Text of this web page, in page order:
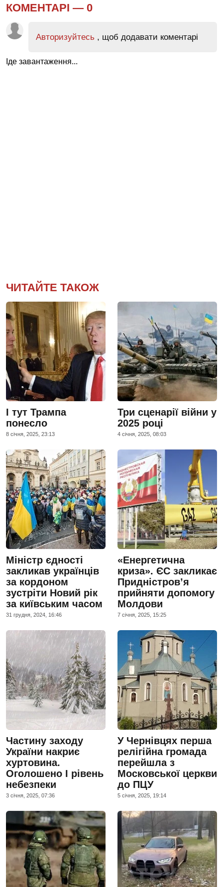
КОМЕНТАРІ — 0
Авторизуйтесь , щоб додавати коментарі
Іде завантаження...
ЧИТАЙТЕ ТАКОЖ
І тут Трампа
понесло
8 сiчня, 2025, 23:13
Три сценарії війни у
2025 році
4 сiчня, 2025, 08:03
Міністр єдності
закликав українців
за кордоном
зустріти Новий рік
за київським часом
31 грудня, 2024, 16:46
«Енергетична
криза». ЄС закликає
Придністров’я
прийняти допомогу
Молдови
7 сiчня, 2025, 15:25
Частину заходу
України накриє
хуртовина.
Оголошено І рівень
небезпеки
3 сiчня, 2025, 07:36
У Чернівцях перша
релігійна громада
перейшла з
Московської церкви
до ПЦУ
5 сiчня, 2025, 19:14